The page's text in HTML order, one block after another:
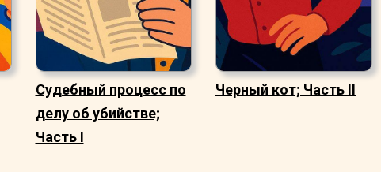
Судебный процесс по
делу об убийстве;
Часть I
Черный кот; Часть II